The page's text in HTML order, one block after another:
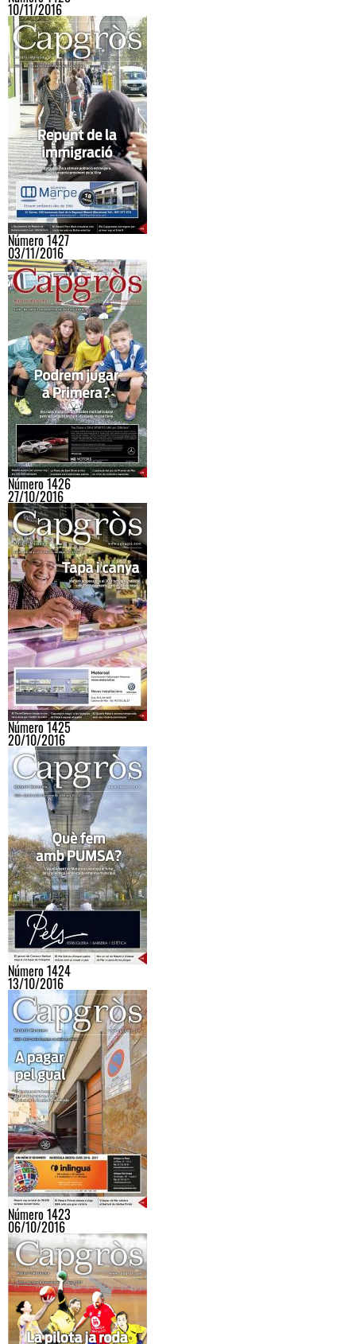
10/11/2016
Número 1427
03/11/2016
Número 1426
27/10/2016
Número 1425
20/10/2016
Número 1424
13/10/2016
Número 1423
06/10/2016